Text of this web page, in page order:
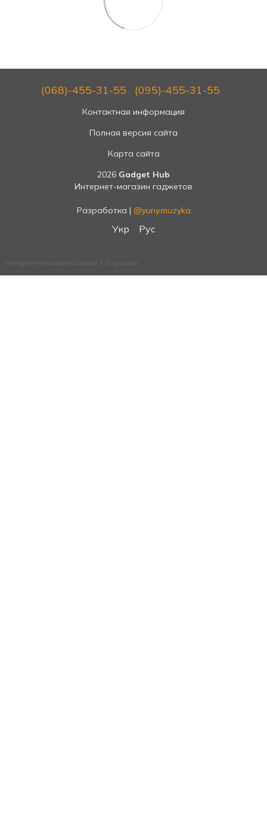
(068)-455-31-55 (095)-455-31-55
Контактная информация
Полная версия сайта
Карта сайта
2026 Gadget Hub
Интернет-магазин гаджетов
Разработка | @yuriy.muzyka
Укр Рус